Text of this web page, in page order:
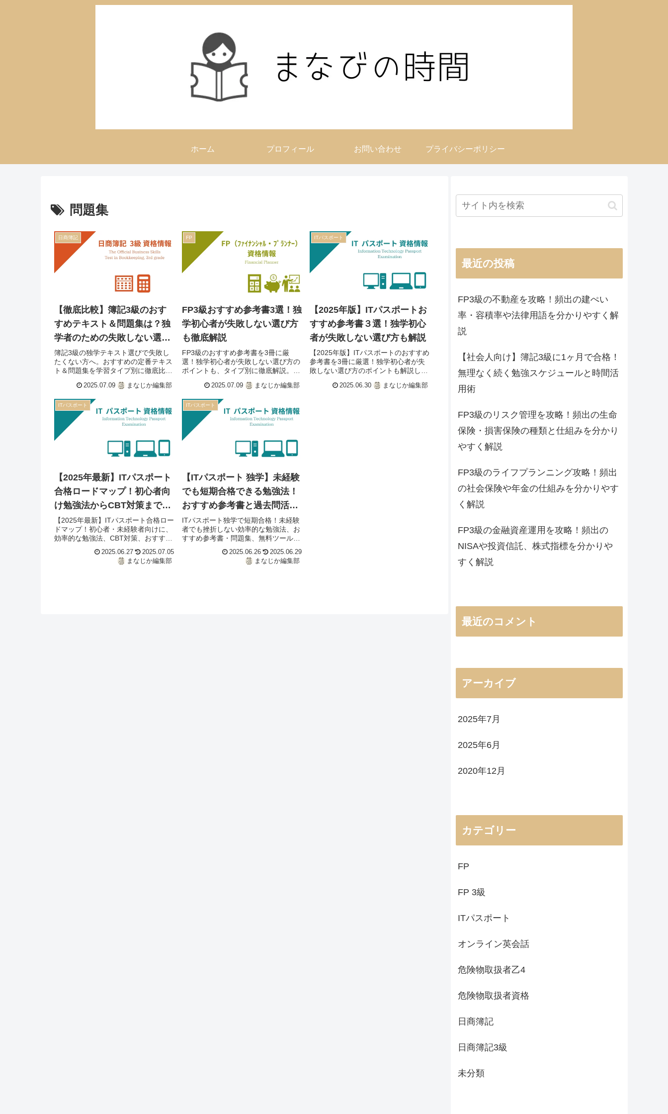
ホーム プロフィール お問い合わせ プライバシーポリシー
問題集
日商簿記
【徹底比較】簿記3級のおす
すめテキスト＆問題集は？独
学者のための失敗しない選び
方
簿記3級の独学テキスト選びで失敗し
たくない方へ。おすすめの定番テキス
ト＆問題集を学習タイプ別に徹底比
ポイントも解説。あなたに最適な一冊
が必ず見つかります。
2025.07.09 まなじか編集部
FP
FP3級おすすめ参考書3選！独
学初心者が失敗しない選び方
も徹底解説
FP3級のおすすめ参考書を3冊に厳
選！独学初心者が失敗しない選び方の
ポイントも、タイプ別に徹底解説。
キストを比較し、あなたに最適な一冊
で一発合格を目指しましょう。
2025.07.09 まなじか編集部
ITパスポート
【2025年版】ITパスポートお
すすめ参考書３選！独学初心
者が失敗しない選び方も解説
【2025年版】ITパスポートのおすすめ
参考書を3冊に厳選！独学初心者が失
敗しない選び方のポイントも解説しま
タイプ別に比較。あなたにぴったりの
2025.06.30 まなじか編集部
ITパスポート
【2025年最新】ITパスポート
合格ロードマップ！初心者向
け勉強法からCBT対策まで完
全解説
【2025年最新】ITパスポート合格ロー
ドマップ！初心者・未経験者向けに、
効率的な勉強法、CBT対策、おすすめ
解説。IT知識ゼロから合格を目指すあ
2025.06.27
2025.07.05
まなじか編集部
ITパスポート
【ITパスポート 独学】未経験
でも短期合格できる勉強法！
おすすめ参考書と過去問活用
術
ITパスポート独学で短期合格！未経験
者でも挫折しない効率的な勉強法、お
すすめ参考書・問題集、無料ツールを
すあなたのためのロードマップ。
2025.06.26
2025.06.29
まなじか編集部
最近の投稿
FP3級の不動産を攻略！頻出の建ぺい
率・容積率や法律用語を分かりやすく解
説
【社会人向け】簿記3級に1ヶ月で合格！
無理なく続く勉強スケジュールと時間活
用術
FP3級のリスク管理を攻略！頻出の生命
保険・損害保険の種類と仕組みを分かり
やすく解説
FP3級のライフプランニング攻略！頻出
の社会保険や年金の仕組みを分かりやす
く解説
FP3級の金融資産運用を攻略！頻出の
NISAや投資信託、株式指標を分かりや
すく解説
最近のコメント
アーカイブ
2025年7月
2025年6月
2020年12月
カテゴリー
FP
FP 3級
ITパスポート
オンライン英会話
危険物取扱者乙4
危険物取扱者資格
日商簿記
日商簿記3級
未分類